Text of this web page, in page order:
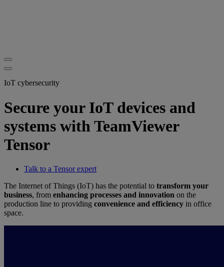
IoT cybersecurity
Secure your IoT devices and
systems with TeamViewer
Tensor
Talk to a Tensor expert
The Internet of Things (IoT) has the potential to transform your
business, from enhancing processes and innovation on the
production line to providing convenience and efficiency in office
space.